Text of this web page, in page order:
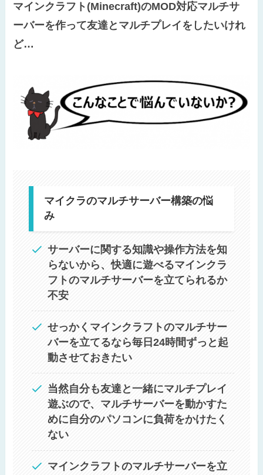
マインクラフト(Minecraft)のMOD対応マルチサ
ーバーを作って友達とマルチプレイをしたいけれ
ど…
マイクラのマルチサーバー構築の悩
み
サーバーに関する知識や操作方法を知
らないから、快適に遊べるマインクラ
フトのマルチサーバーを立てられるか
不安
せっかくマインクラフトのマルチサー
バーを立てるなら毎日24時間ずっと起
動させておきたい
当然自分も友達と一緒にマルチプレイ
遊ぶので、マルチサーバーを動かすた
めに自分のパソコンに負荷をかけたく
ない
マインクラフトのマルチサーバーを立